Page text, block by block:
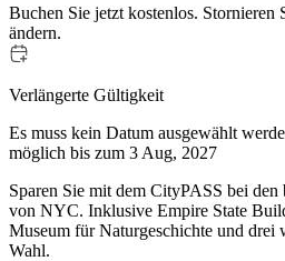
Buchen Sie jetzt kostenlos. Stornieren
ändern.
Verlängerte Gültigkeit
Es muss kein Datum ausgewählt
möglich bis zum 3 Aug, 2027
Sparen Sie mit dem CityPASS bei den
von NYC. Inklusive Empire State
Museum für Naturgeschichte und drei
Wahl.